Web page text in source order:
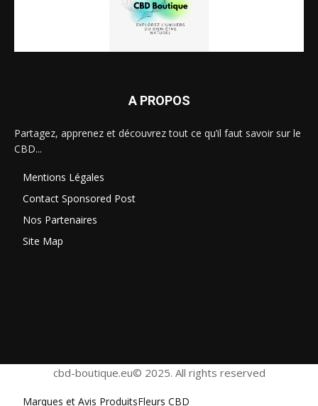
A PROPOS
Partagez, apprenez et découvrez tout ce qu’il faut savoir sur le
CBD...
Mentions Légales
Contact Sponsored Post
Nos Partenaires
Site Map
cbd-boutique.eu© 2025. All rights reserved
Marques et Avis ProduitsFleurs CBD